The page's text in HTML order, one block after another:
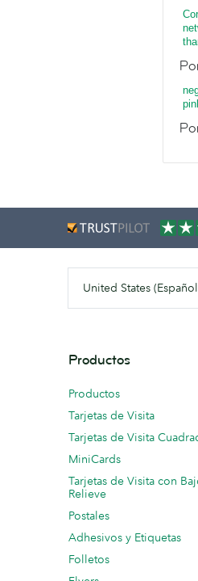
United States
Productos
Productos
Tarjetas de Visita
Tarjetas de Visita
MiniCards
Tarjetas de Visita con
Relieve
Postales
Adhesivos y Etiquetas
Folletos